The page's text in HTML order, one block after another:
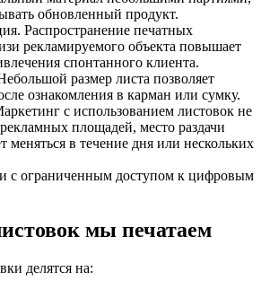
обновленный продукт.
Распространение печатных
рекламируемого объекта повышает
спонтанного клиента.
размер листа позволяет
ознакомления в карман или сумку.
с использованием листовок не
площадей, место раздачи
меняться в течение дня или нескольких
с ограниченным доступом к цифровым
мы печатаем
делятся на: